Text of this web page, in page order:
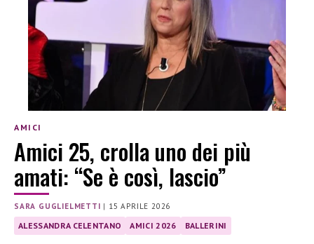
AMICI
Amici 25, crolla uno dei più
amati: “Se è così, lascio”
SARA GUGLIELMETTI | 15 APRILE 2026
ALESSANDRA CELENTANO AMICI 2026 BALLERINI